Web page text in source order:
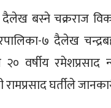
बस्ने चक्रराज
७ दैलेख
वर्षीय रमेशप्रसाद
घर्तीले